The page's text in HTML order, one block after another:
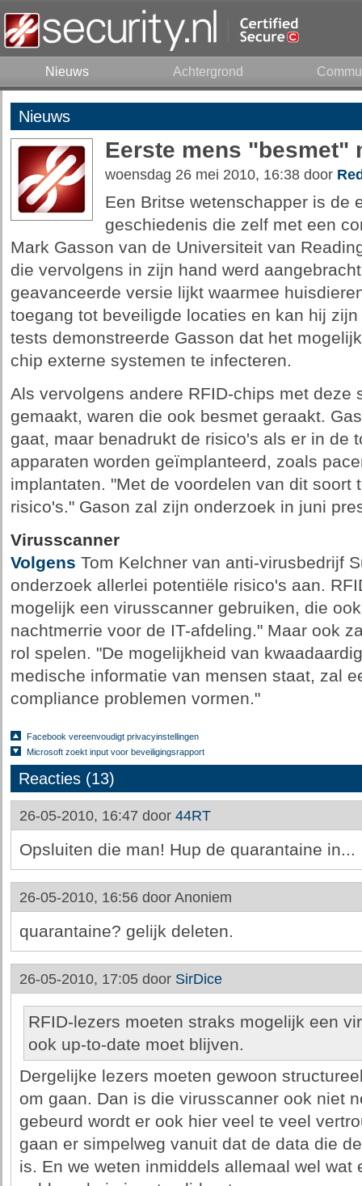
Nieuws Achtergrond
Nieuws
Eerste mens "besmet"
woensdag 26 mei 2010, 16:38 door
Een Britse wetenschapper is de
geschiedenis die zelf met een
Mark Gasson van de Universiteit van
die vervolgens in zijn hand werd
geavanceerde versie lijkt waarmee
toegang tot beveiligde locaties en kan hij
tests demonstreerde Gasson dat het
chip externe systemen te infecteren.
Als vervolgens andere RFID-chips met deze
gemaakt, waren die ook besmet geraakt.
gaat, maar benadrukt de risico's als er in de
apparaten worden geïmplanteerd, zoals
implantaten. "Met de voordelen van dit soort
risico's." Gason zal zijn onderzoek in juni
Virusscanner
Volgens Tom Kelchner van anti-virusbedrijf
onderzoek allerlei potentiële risico's aan.
mogelijk een virusscanner gebruiken, die
nachtmerrie voor de IT-afdeling." Maar ook
rol spelen. "De mogelijkheid van
medische informatie van mensen staat, zal
compliance problemen vormen."
Facebook vereenvoudigt privacyinstellingen
Microsoft zoekt input voor beveiligingsrapport
Reacties (13)
26-05-2010, 16:47 door 44RT
Opsluiten die man! Hup de quarantaine in...
26-05-2010, 16:56 door Anoniem
quarantaine? gelijk deleten.
26-05-2010, 17:05 door SirDice
RFID-lezers moeten straks mogelijk een
ook up-to-date moet blijven.
Dergelijke lezers moeten gewoon
om gaan. Dan is die virusscanner ook niet
gebeurd wordt er ook hier veel te veel
gaan er simpelweg vanuit dat de data die
is. En we weten inmiddels allemaal wel wat